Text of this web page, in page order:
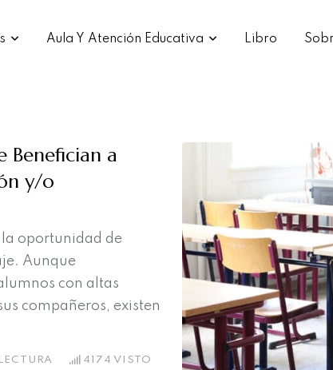
Aula Y Atención Educativa Libro
Benefician a
y/o
la oportunidad de
Aunque
con altas
compañeros, existen
4174 VISTO